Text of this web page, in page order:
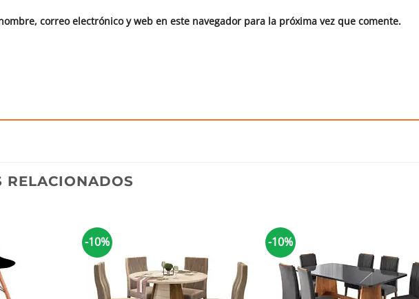
correo electrónico y web en este navegador para la próxima vez que comente.
RELACIONADOS
-10% -10%